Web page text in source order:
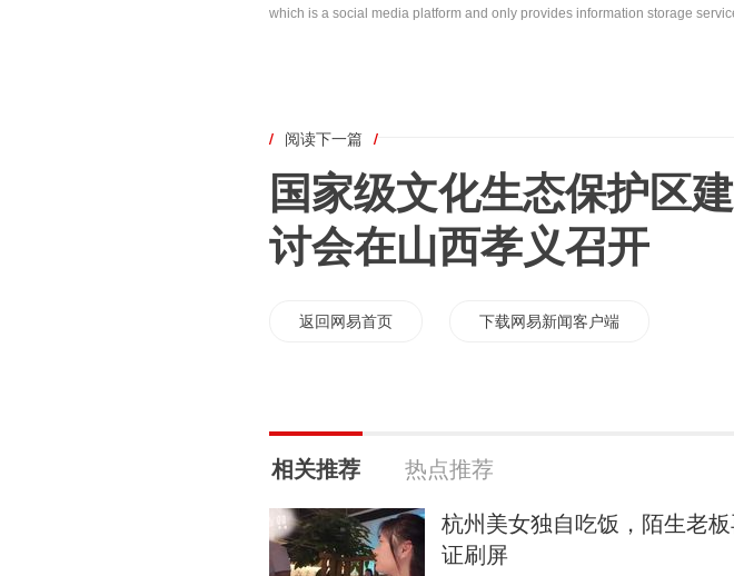
which is a social media platform and only provides information storage
/ 阅读下一篇 /
国家级文化生态保护区
讨会在山西孝义召开
返回网易首页 下载网易新闻客户端
相关推荐 热点推荐
杭州美女独自吃饭，陌生老
证刷屏